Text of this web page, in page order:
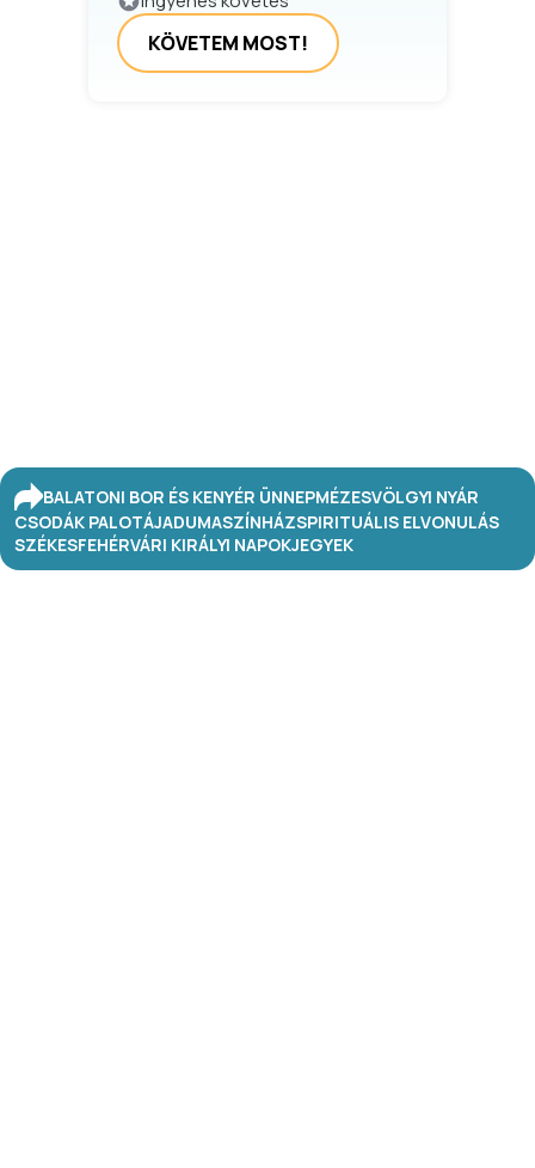
KÖVETEM MOST!
BALATONI BOR ÉS KENYÉR ÜNNEPMÉZESVÖLGYI NYÁR
CSODÁK PALOTÁJADUMASZÍNHÁZSPIRITUÁLIS ELVONULÁS
SZÉKESFEHÉRVÁRI KIRÁLYI NAPOKJEGYEK